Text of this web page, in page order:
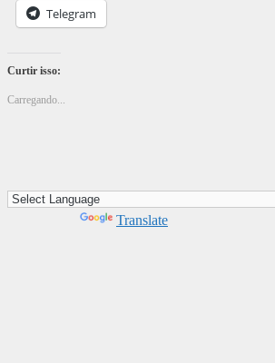
Telegram
Curtir isso:
Carregando...
Translate